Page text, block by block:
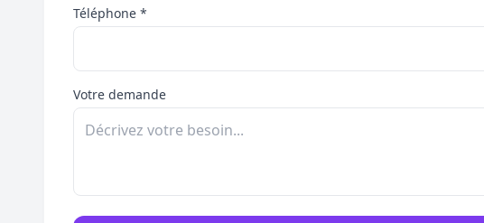
Téléphone *
Votre demande